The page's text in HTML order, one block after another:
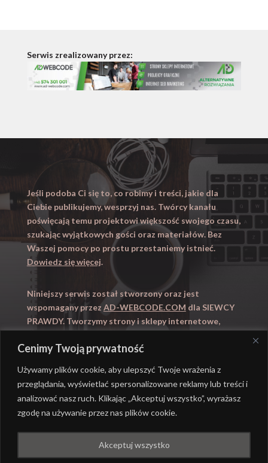
Cenimy Twoją prywatność
Używamy plików cookie, aby ulepszyć Twoje wrażenia z
przeglądania, wyświetlać spersonalizowane reklamy lub treści i
analizować nasz ruch. Klikając „Akceptuj wszystko”, wyrażasz
zgodę na używanie przez nas plików cookie.
Akceptuj wszystko
Serwis zrealizowany przez:
Jeśli podoba Ci się to, co robimy i treści, jakie dla
Ciebie publikujemy, wesprzyj nas. Twórcy kanału
poświęcają temu projektowi większość swojego czasu,
szukając wyjątkowych gości oraz materiałów. Bez
Waszej pomocy po prostu przestaniemy istnieć.
Dowiedz się więcej.
Niniejszy serwis został stworzony oraz jest
wspomagany przez AD-WEBCODE.COM dla SIEWCY
PRAWDY. Tworzymy strony i sklepy internetowe,
Zapraszamy takze naWYUCZENI.PL
AD-WEBCODE.COM